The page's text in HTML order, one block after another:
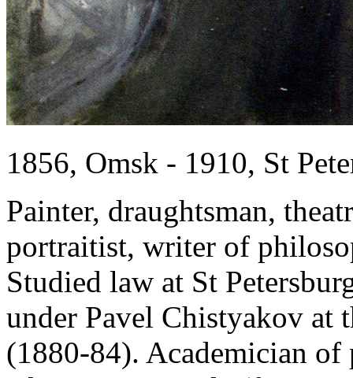
1856, Omsk - 1910, St
Painter, draughtsman,
portraitist, writer of
Studied law at St
under Pavel Chistyakov at
(1880-84). Academician